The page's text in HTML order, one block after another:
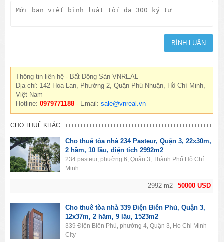
Thông tin liên hệ - Bất Động Sản VNREAL
Địa chỉ: 142 Hoa Lan, Phường 2, Quận Phú Nhuận, Hồ Chí Minh,
Việt Nam
Hotline:0979771188 - Email:sale@vnreal.vn
CHO THUÊ KHÁC
50000 USD
2992 m2
Cho thuê tòa nhà 234 Pasteur, Quận 3, 22x30m,
2 hầm, 10 lầu, diện tich 2992m2
234 pasteur, phường 6, Quận 3, Thành Phố Hồ Chí
Minh.
Cho thuê tòa nhà 339 Điện Biên Phủ, Quận 3,
12x37m, 2 hầm, 9 lầu, 1523m2
339 Điện Biên Phủ, phường 4, Quận 3, Ho Chi Minh
City